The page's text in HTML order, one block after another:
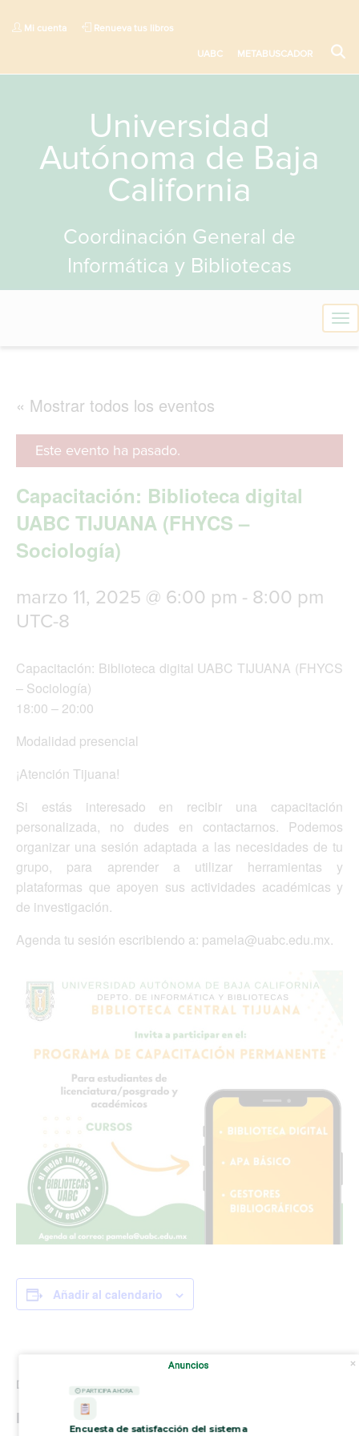
Mi cuenta Renueva tus libros
UABC METABUSCADOR
Universidad
Autónoma de Baja
California
Coordinación General de
Informática y Bibliotecas
T
o
a
« Mostrar todos los eventos
Este evento ha pasado.
Capacitación: Biblioteca digital
UABC TIJUANA (FHYCS –
Sociología)
marzo 11, 2025 @ 6:00 pm - 8:00 pm
UTC-8
Capacitación: Biblioteca digital UABC TIJUANA (FHYCS
– Sociología)
18:00 – 20:00
Modalidad presencial
¡Atención Tijuana!
Si estás interesado en recibir una capacitación
personalizada, no dudes en contactarnos. Podemos
organizar una sesión adaptada a las necesidades de tu
grupo, para aprender a utilizar herramientas y
plataformas que apoyen sus actividades académicas y
de investigación.
Agenda tu sesión escribiendo a: pamela@uabc.edu.mx.
Añadir al calendario
Fecha:
Anuncios
⏲ PARTICIPA AHORA
Encuesta de satisfacción del sistema